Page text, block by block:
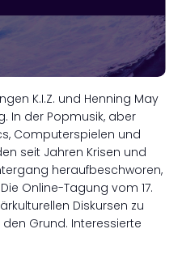
K.I.Z. und Henning May
In der Popmusik, aber
Computerspielen und
seit Jahren Krisen und
heraufbeschworen,
Online-Tagung vom 17.
Diskursen zu
Grund. Interessierte